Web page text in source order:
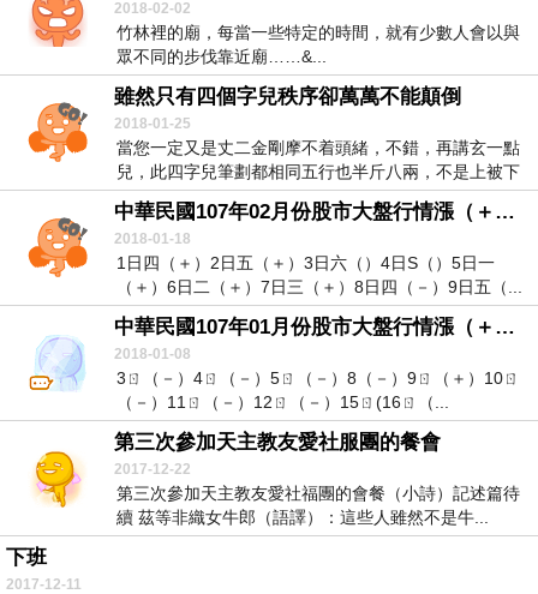
2018-02-02
竹林裡的廟，每當一些特定的時間，就有少數人會以與
眾不同的步伐靠近廟……&...
雖然只有四個字兒秩序卻萬萬不能顛倒
2018-01-25
當您一定又是丈二金剛摩不着頭緒，不錯，再講玄一點
兒，此四字兒筆劃都相同五行也半斤八兩，不是上被下
刻就...
中華民國107年02月份股市大盤行情漲（＋）跌（－）預測
2018-01-18
1日四（＋）2日五（＋）3日六（）4日S（）5日一
（＋）6日二（＋）7日三（＋）8日四（－）9日五（...
中華民國107年01月份股市大盤行情漲（＋）跌（－）預測：
2018-01-08
3ㄖ（－）4ㄖ（－）5ㄖ（－）8（－）9ㄖ（＋）10ㄖ
（－）11ㄖ（－）12ㄖ（－）15ㄖ(16ㄖ（...
第三次參加天主教友愛社服團的餐會
2017-12-22
第三次參加天主教友愛社福團的會餐（小詩）記述篇待
續 茲等非織女牛郎（語譯）：這些人雖然不是牛...
下班
2017-12-11